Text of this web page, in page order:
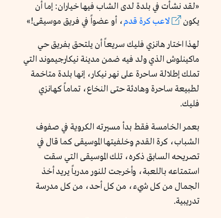
«لقد نشأت في بلدة لدى الشاب فيها خياران: إما أن
يكون
لاعب كرة قدم، أو عضواً في فريق موسيقى!»
لهذا اختار هانزي فليك سريعاً أن يلتحق بفريق حي
ماكينلوش الذي ولد فيه ضمن مدينة نيكارجيموند التي
تملك إطلالة ساحرة على نهر نيكار، إنها بلدة متاخمة
لطبيعة ساحرة وهادئة حتى النخاع، تماماً كهانزي
فليك.
بعمر الخامسة فقط بدأ مسيرته الكروية في صفوف
الشباب، كرة القدم وخلفيتها الموسيقى كما قال في
تصريحه السابق ذكره، تلك الموسيقى التي سقت
استمتاعه باللعبة، وأخرجت للنور مدرباً يريد أخذ
الجمال من كل شيء، من كل أحد، من كل مدرسة
تدريبية.